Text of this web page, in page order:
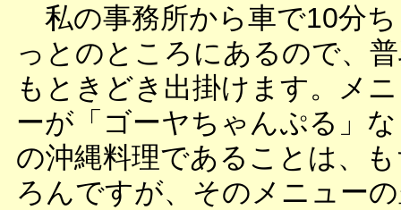
私の事務所から車で10分
っとのところにあるので、
もときどき出掛けます。メ
ーが「ゴーヤちゃんぷる」
の沖縄料理であることは、
ろんですが、そのメニュー